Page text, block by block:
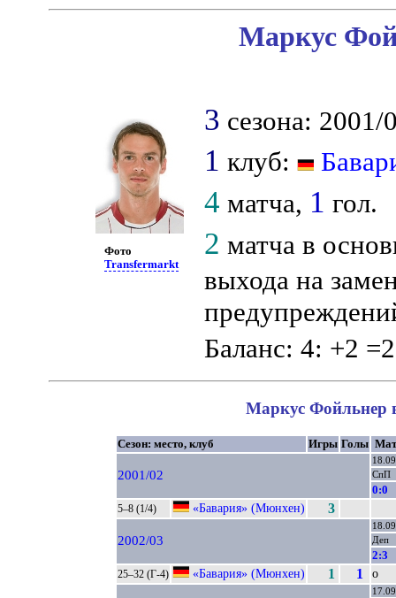
Фото
Transfermarkt
Маркус
3 сезона: 2001/
1 клуб:
4 матча, 1 гол.
2 матча в
выхода на
Баланс: 4: +2
Маркус Фойльнер
Сезон: место, клуб Игры Голы
2001/02
18.09
СпП
0:0
5–8 (1/4) «Бавария» (Мюнхен) 3
2002/03
18.09
Деп
2:3
25–32 (Г-4) «Бавария» (Мюнхен) 1 1 о
17.09